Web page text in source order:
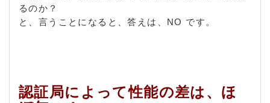
るのか？
と、言うことになると、答えは、NO です。
認証局によって性能の差は、ほ